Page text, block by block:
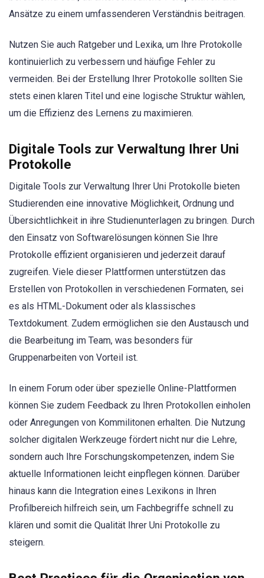
Ansätze zu einem umfassenderen Verständnis beitragen.
Nutzen Sie auch Ratgeber und Lexika, um Ihre Protokolle
kontinuierlich zu verbessern und häufige Fehler zu
vermeiden. Bei der Erstellung Ihrer Protokolle sollten Sie
stets einen klaren Titel und eine logische Struktur wählen,
um die Effizienz des Lernens zu maximieren.
Digitale Tools zur Verwaltung Ihrer Uni
Protokolle
Digitale Tools zur Verwaltung Ihrer Uni Protokolle bieten
Studierenden eine innovative Möglichkeit, Ordnung und
Übersichtlichkeit in ihre Studienunterlagen zu bringen. Durch
den Einsatz von Softwarelösungen können Sie Ihre
Protokolle effizient organisieren und jederzeit darauf
zugreifen. Viele dieser Plattformen unterstützen das
Erstellen von Protokollen in verschiedenen Formaten, sei
es als HTML-Dokument oder als klassisches
Textdokument. Zudem ermöglichen sie den Austausch und
die Bearbeitung im Team, was besonders für
Gruppenarbeiten von Vorteil ist.
In einem Forum oder über spezielle Online-Plattformen
können Sie zudem Feedback zu Ihren Protokollen einholen
oder Anregungen von Kommilitonen erhalten. Die Nutzung
solcher digitalen Werkzeuge fördert nicht nur die Lehre,
sondern auch Ihre Forschungskompetenzen, indem Sie
aktuelle Informationen leicht einpflegen können. Darüber
hinaus kann die Integration eines Lexikons in Ihren
Profilbereich hilfreich sein, um Fachbegriffe schnell zu
klären und somit die Qualität Ihrer Uni Protokolle zu
steigern.